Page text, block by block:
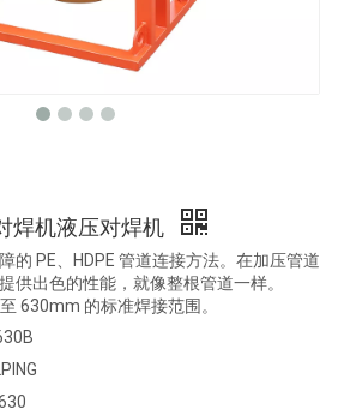
焊机液压对焊机
的 PE、HDPE 管道连接方法。在加压管道
供出色的性能，就像整根管道一样。
630mm 的标准焊接范围。